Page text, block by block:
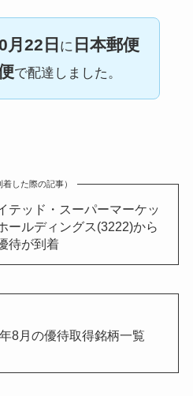
月22日 に 日本郵便
で配達しました。
した際の記事）
テッド・スーパーマーケッ
ールディングス(3222)から
待が到着
8月の優待取得銘柄一覧